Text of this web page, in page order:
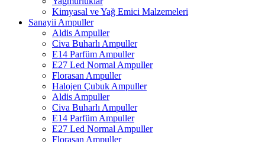
Kimyasal ve Yağ Emici Malzemeleri
Sanayii Ampuller
Aldis Ampuller
Civa Buharlı Ampuller
E14 Parfüm Ampuller
E27 Led Normal Ampuller
Florasan Ampuller
Halojen Çubuk Ampuller
Aldis Ampuller
Civa Buharlı Ampuller
E14 Parfüm Ampuller
E27 Led Normal Ampuller
Florasan Ampuller